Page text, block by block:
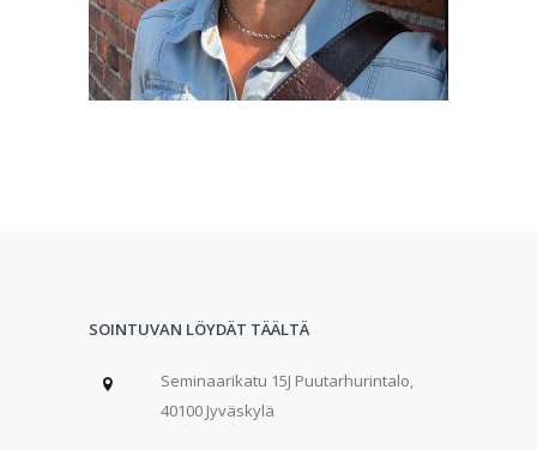
SOINTUVAN LÖYDÄT TÄÄLTÄ
Seminaarikatu 15J Puutarhurintalo,
40100 Jyväskylä